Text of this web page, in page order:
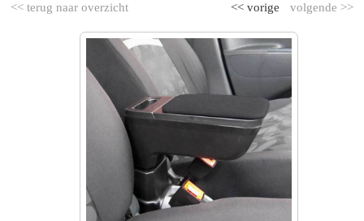
<< terug naar overzicht volgende >>
<< vorige